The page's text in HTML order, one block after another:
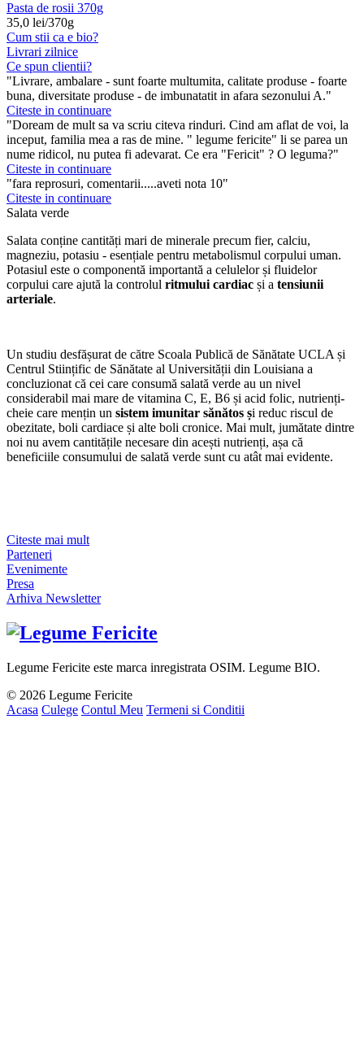
Pasta de rosii 370g
35,0 lei/370g
Cum stii ca e bio?
Livrari zilnice
Ce spun clientii?
"Livrare, ambalare - sunt foarte multumita, calitate produse - foarte
buna, diversitate produse - de imbunatatit in afara sezonului A."
Citeste in continuare
"Doream de mult sa va scriu citeva rinduri. Cind am aflat de voi, la
inceput, familia mea a ras de mine. " legume fericite" li se parea un
nume ridicol, nu putea fi adevarat. Ce era "Fericit" ? O leguma?"
Citeste in continuare
"fara reprosuri, comentarii.....aveti nota 10"
Citeste in continuare
Salata verde
Salata conține cantități mari de minerale precum fier, calciu,
magneziu, potasiu - esențiale pentru metabolismul corpului uman.
Potasiul este o componentă importantă a celulelor și fluidelor
corpului care ajută la controlul ritmului cardiac și a tensiunii
arteriale.
Un studiu desfășurat de către Scoala Publică de Sănătate UCLA și
Centrul Stiințific de Sănătate al Universității din Louisiana a
concluzionat că cei care consumă salată verde au un nivel
considerabil mai mare de vitamina C, E, B6 și acid folic, nutrienți-
cheie care mențin un sistem imunitar sănătos și reduc riscul de
obezitate, boli cardiace și alte boli cronice. Mai mult, jumătate dintre
noi nu avem cantitățile necesare din acești nutrienți, așa că
beneficiile consumului de salată verde sunt cu atât mai evidente.
Citeste mai mult
Parteneri
Evenimente
Presa
Arhiva Newsletter
Legume Fericite este marca inregistrata OSIM. Legume BIO.
© 2026 Legume Fericite
Acasa Culege Contul Meu Termeni si Conditii